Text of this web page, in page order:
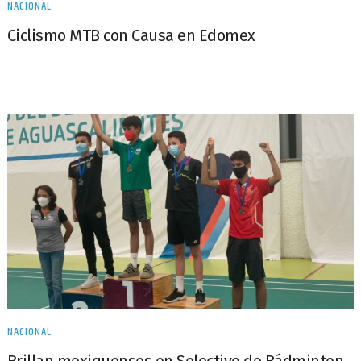
NACIONAL
Ciclismo MTB con Causa en Edomex
NACIONAL